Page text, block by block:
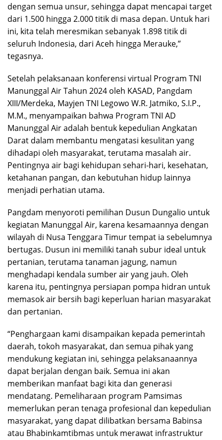
dengan semua unsur, sehingga dapat mencapai target
dari 1.500 hingga 2.000 titik di masa depan. Untuk hari
ini, kita telah meresmikan sebanyak 1.898 titik di
seluruh Indonesia, dari Aceh hingga Merauke,”
tegasnya.
Setelah pelaksanaan konferensi virtual Program TNI
Manunggal Air Tahun 2024 oleh KASAD, Pangdam
XIII/Merdeka, Mayjen TNI Legowo W.R. Jatmiko, S.I.P.,
M.M., menyampaikan bahwa Program TNI AD
Manunggal Air adalah bentuk kepedulian Angkatan
Darat dalam membantu mengatasi kesulitan yang
dihadapi oleh masyarakat, terutama masalah air.
Pentingnya air bagi kehidupan sehari-hari, kesehatan,
ketahanan pangan, dan kebutuhan hidup lainnya
menjadi perhatian utama.
Pangdam menyoroti pemilihan Dusun Dungalio untuk
kegiatan Manunggal Air, karena kesamaannya dengan
wilayah di Nusa Tenggara Timur tempat ia sebelumnya
bertugas. Dusun ini memiliki tanah subur ideal untuk
pertanian, terutama tanaman jagung, namun
menghadapi kendala sumber air yang jauh. Oleh
karena itu, pentingnya persiapan pompa hidran untuk
memasok air bersih bagi keperluan harian masyarakat
dan pertanian.
“Penghargaan kami disampaikan kepada pemerintah
daerah, tokoh masyarakat, dan semua pihak yang
mendukung kegiatan ini, sehingga pelaksanaannya
dapat berjalan dengan baik. Semua ini akan
memberikan manfaat bagi kita dan generasi
mendatang. Pemeliharaan program Pamsimas
memerlukan peran tenaga profesional dan kepedulian
masyarakat, yang dapat dilibatkan bersama Babinsa
atau Bhabinkamtibmas untuk merawat infrastruktur